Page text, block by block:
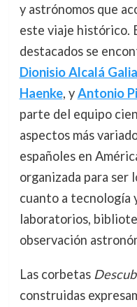
y astrónomos que
este viaje histórico.
destacados se
Dionisio Alcalá
Haenke, yAntonio
parte del equipo
aspectos más
españoles en
organizada para ser
cuanto a tecnología
laboratorios,
observación
Las corbetas
construidas